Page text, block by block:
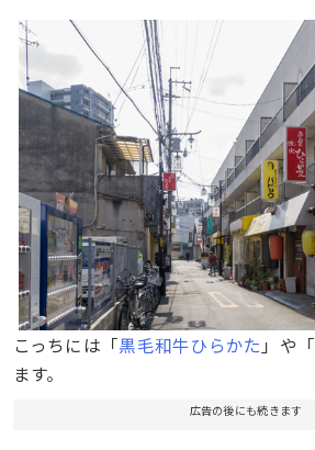
こっちには「黒毛和牛ひらかた 」や「
ます。
広告の後にも続きます